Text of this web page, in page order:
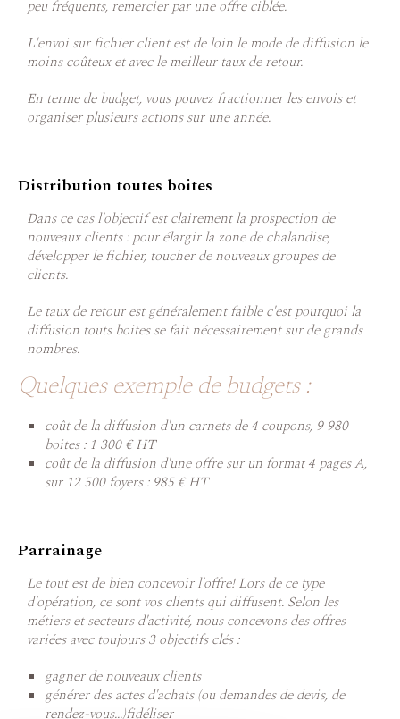
peu fréquents, remercier par une offre ciblée.
L'envoi sur fichier client est de loin le mode de diffusion le
moins coûteux et avec le meilleur taux de retour.
En terme de budget, vous pouvez fractionner les envois et
organiser plusieurs actions sur une année.
Distribution toutes boites
Dans ce cas l'objectif est clairement la prospection de
nouveaux clients : pour élargir la zone de chalandise,
développer le fichier, toucher de nouveaux groupes de
clients.
Le taux de retour est généralement faible c'est pourquoi la
diffusion touts boites se fait nécessairement sur de grands
nombres.
Quelques exemple de budgets :
coût de la diffusion d'un carnets de 4 coupons, 9 980
boites : 1 300 € HT
coût de la diffusion d'une offre sur un format 4 pages A,
sur 12 500 foyers : 985 € HT
Parrainage
Le tout est de bien concevoir l'offre! Lors de ce type
d'opération, ce sont vos clients qui diffusent. Selon les
métiers et secteurs d'activité, nous concevons des offres
variées avec toujours 3 objectifs clés :
gagner de nouveaux clients
générer des actes d'achats (ou demandes de devis, de
rendez-vous...)fidéliser